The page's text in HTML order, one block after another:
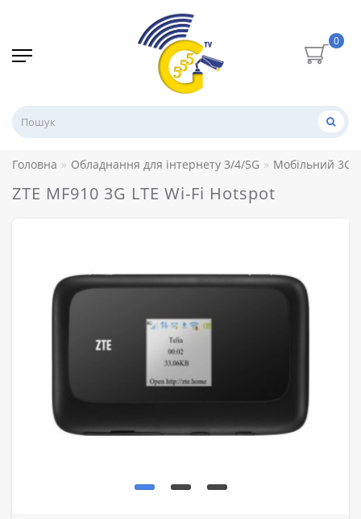
0
Головна Обладнання для інтернету 3/4/5G Мобільний 3G/
ZTE MF910 3G LTE Wi-Fi Hotspot